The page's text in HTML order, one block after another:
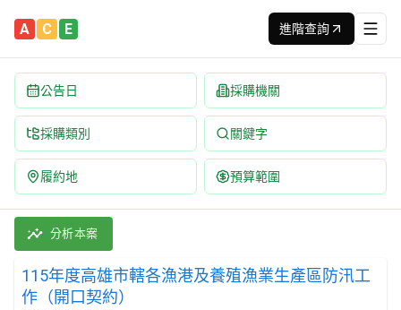
A C E 進階查詢
公告日 採購機關
採購類別 關鍵字
履約地 預算範圍
115年度高雄市轄各漁港及養殖漁業生產區防汛工作（開口
採購類別：勞務類 土木工程施工服務 | 招標方式：公開招
分析本案
115年度高雄市轄各漁港及養殖漁業生產區防汛工
作（開口契約）